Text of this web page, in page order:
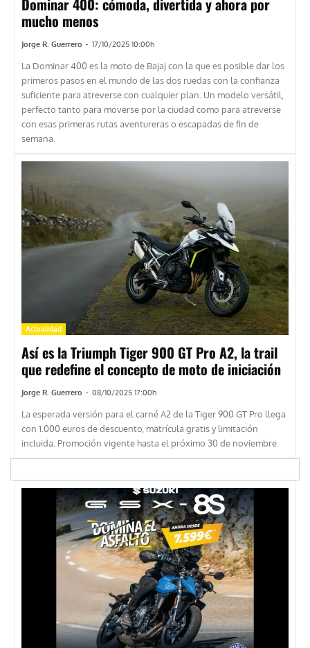
mucho menos
Jorge R. Guerrero - 17/10/2025 10:00h
La Dominar 400 es la moto de Bajaj con la que es posible dar los
primeros pasos en el mundo de las dos ruedas con la confianza
suficiente para atreverse con cualquier plan. Un modelo versátil,
perfecto tanto para moverse por la ciudad como para atreverse
con esas primeras rutas aventureras o escapadas de fin de
semana.
Actualidad
Así es la Triumph Tiger 900 GT Pro A2, la trail
que redefine el concepto de moto de iniciación
Jorge R. Guerrero - 08/10/2025 17:00h
La esperada versión para el carné A2 de la Tiger 900 GT Pro llega
con 1.000 euros de descuento, matrícula gratis y limitación
incluida. Promoción vigente hasta el próximo 30 de noviembre.